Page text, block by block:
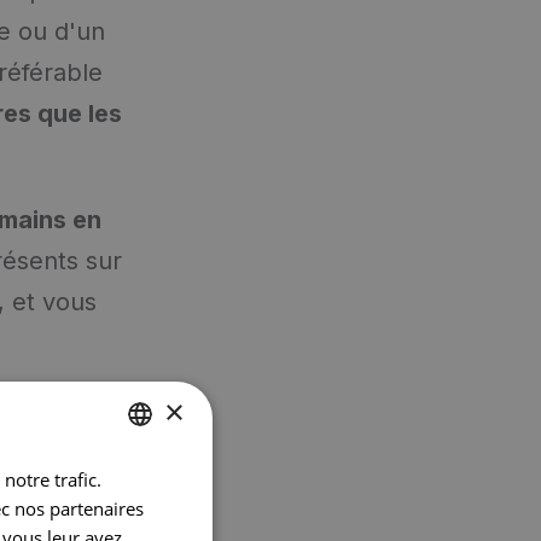
ou d'un
que les
en
sur
et vous
FRENCH
×
notre trafic.
nos partenaires